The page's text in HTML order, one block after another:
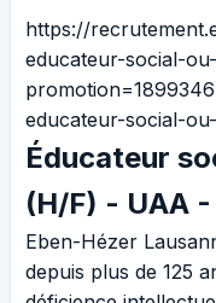
https://
educateur-social-
educateur-social-
Éducateur
(H/F) - UAA
Eben-Hézer
depuis plus de 125